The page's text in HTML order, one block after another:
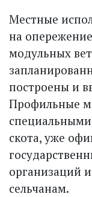
Местные
на
модульных
построены и
Профильные
скота, уже
организаций
сельчанам.